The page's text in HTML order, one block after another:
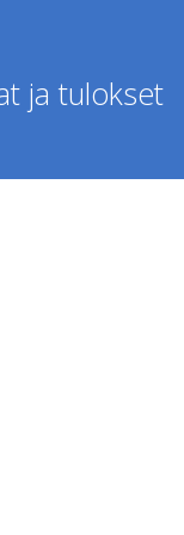
ja tulokset